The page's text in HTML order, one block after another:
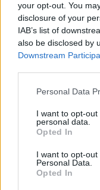
your opt-out. You
disclosure of your
IAB’s list of
also be disclosed by
Downstream
Personal Data
I want to opt-
personal data.
Opted In
I want to opt-
Personal Data.
Opted In
Johan
ervaringen
parkeerterrein en je
dat café. Leo
draaien om zijn oren
beveiligingsmannetje
Vak-P hadden altijd
kwam niet van de